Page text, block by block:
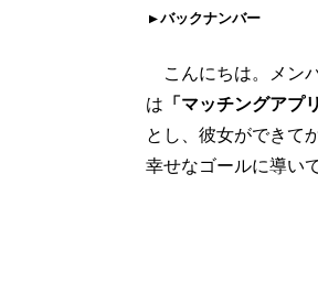
バックナンバー
こんにちは。メン
は 「マッチングアプ
とし、彼女ができて
幸せなゴールに導い